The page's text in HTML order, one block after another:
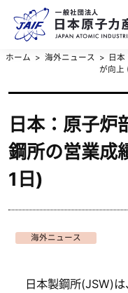
ホーム 海外ニュース
日
が向上
日本：原子炉
鋼所の営業成
1日)
海外ニュース
日本製鋼所(JSW)は